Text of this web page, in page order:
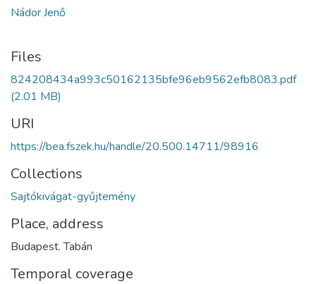
Nádor Jenő
Files
824208434a993c50162135bfe96eb9562efb8083.pdf
(2.01 MB)
URI
https://bea.fszek.hu/handle/20.500.14711/98916
Collections
Sajtókivágat-gyűjtemény
Place, address
Budapest. Tabán
Temporal coverage